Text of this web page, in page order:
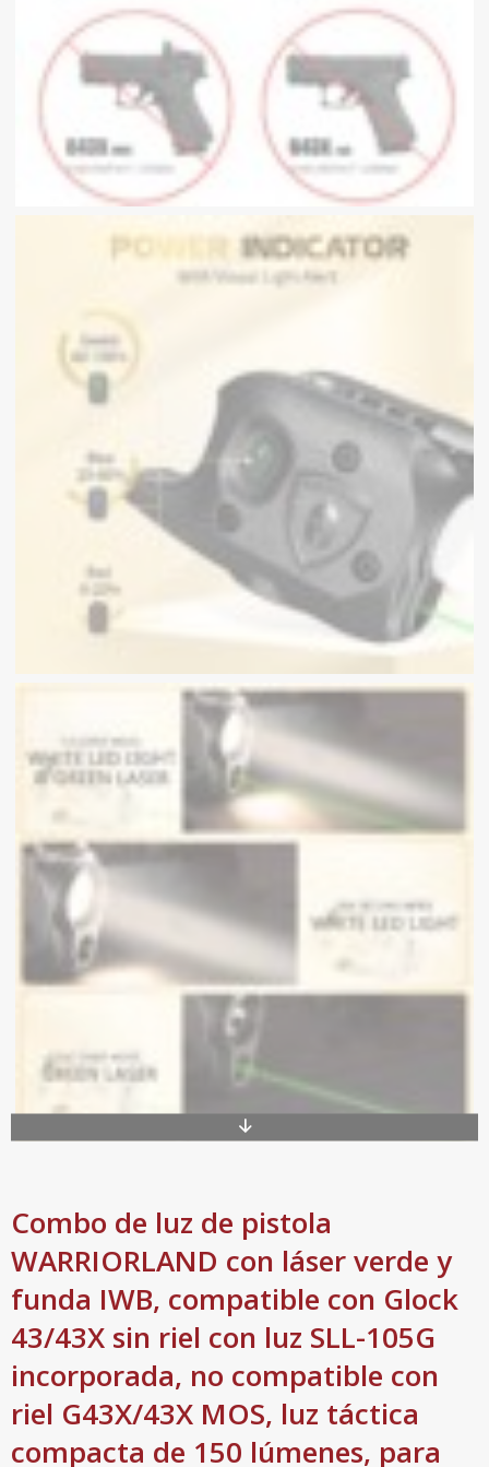
Combo de luz de pistola
WARRIORLAND con láser verde y
funda IWB, compatible con Glock
43/43X sin riel con luz SLL-105G
incorporada, no compatible con
riel G43X/43X MOS, luz táctica
compacta de 150 lúmenes, para